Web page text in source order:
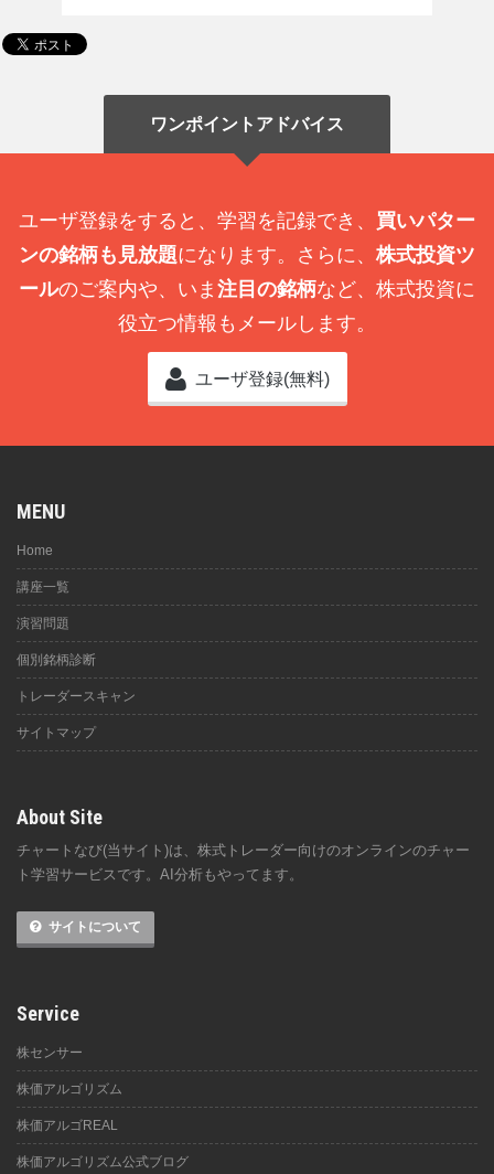
ワンポイントアドバイス
ユーザ登録をすると、学習を記録でき、 買いパター
ンの銘柄も見放題になります。さらに、 株式投資ツ
ールのご案内や、いま 注目の銘柄など、株式投資に
役立つ情報もメールします。
ユーザ登録(無料)
MENU
Home
講座一覧
演習問題
個別銘柄診断
トレーダースキャン
サイトマップ
About Site
チャートなび(当サイト)は、株式トレーダー向けのオンラインのチャー
ト学習サービスです。AI分析もやってます。
サイトについて
Service
株センサー
株価アルゴリズム
株価アルゴREAL
株価アルゴリズム公式ブログ